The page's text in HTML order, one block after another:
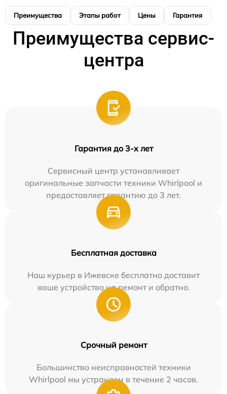
Преимущества Этапы работ Цены Гарантия
Преимущества сервис-
центра
Гарантия до 3-х лет
Сервисный центр устанавливает
оригинальные запчасти техники Whirlpool и
предоставляет гарантию до 3 лет.
Бесплатная доставка
Наш курьер в Ижевске бесплатно доставит
ваше устройство на ремонт и обратно.
Срочный ремонт
Большинство неисправностей техники
Whirlpool мы устраняем в течение 2 часов.